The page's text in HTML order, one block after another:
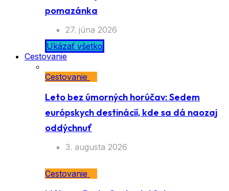
pomazánka
27. júna 2026
Ukázať všetko
Cestovanie
Cestovanie
Leto bez úmorných horúčav: Sedem
európskych destinácií, kde sa dá naozaj
oddýchnuť
3. augusta 2026
Cestovanie